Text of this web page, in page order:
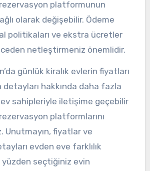
platformunun
olarak değişebilir. Ödeme
politikaları ve ekstra ücretler
netleştirmeniz önemlidir.
günlük kiralık evlerin fiyatları
hakkında daha fazla
sahipleriyle iletişime geçebilir
platformlarını
Unutmayın, fiyatlar ve
evden eve farklılık
seçtiğiniz evin